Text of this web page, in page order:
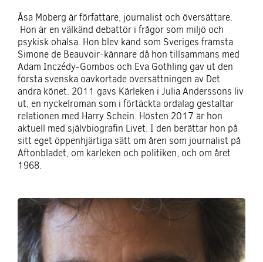
Åsa Moberg är författare, journalist och översättare.
Hon är en välkänd debattör i frågor som miljö och
psykisk ohälsa. Hon blev känd som Sveriges främsta
Simone de Beauvoir-kännare då hon tillsammans med
Adam Inczédy-Gombos och Eva Gothling gav ut den
första svenska oavkortade översättningen av Det
andra könet. 2011 gavs Kärleken i Julia Anderssons liv
ut, en nyckelroman som i förtäckta ordalag gestaltar
relationen med Harry Schein. Hösten 2017 är hon
aktuell med självbiografin Livet. I den berättar hon på
sitt eget öppenhjärtiga sätt om åren som journalist på
Aftonbladet, om kärleken och politiken, och om året
1968.